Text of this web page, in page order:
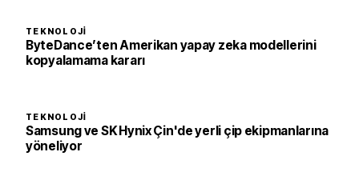
TEKNOLOJI
ByteDance’ten Amerikan yapay zeka modellerini
kopyalamama kararı
TEKNOLOJI
Samsung ve SK Hynix Çin'de yerli çip ekipmanlarına
yöneliyor